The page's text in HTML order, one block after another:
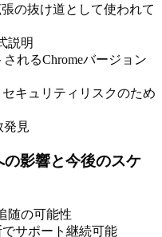
の抜け道として使われて
説明
れるChromeバージョン
キュリティリスクのため
発見
影響と今後のスケ
随の可能性
サポート継続可能